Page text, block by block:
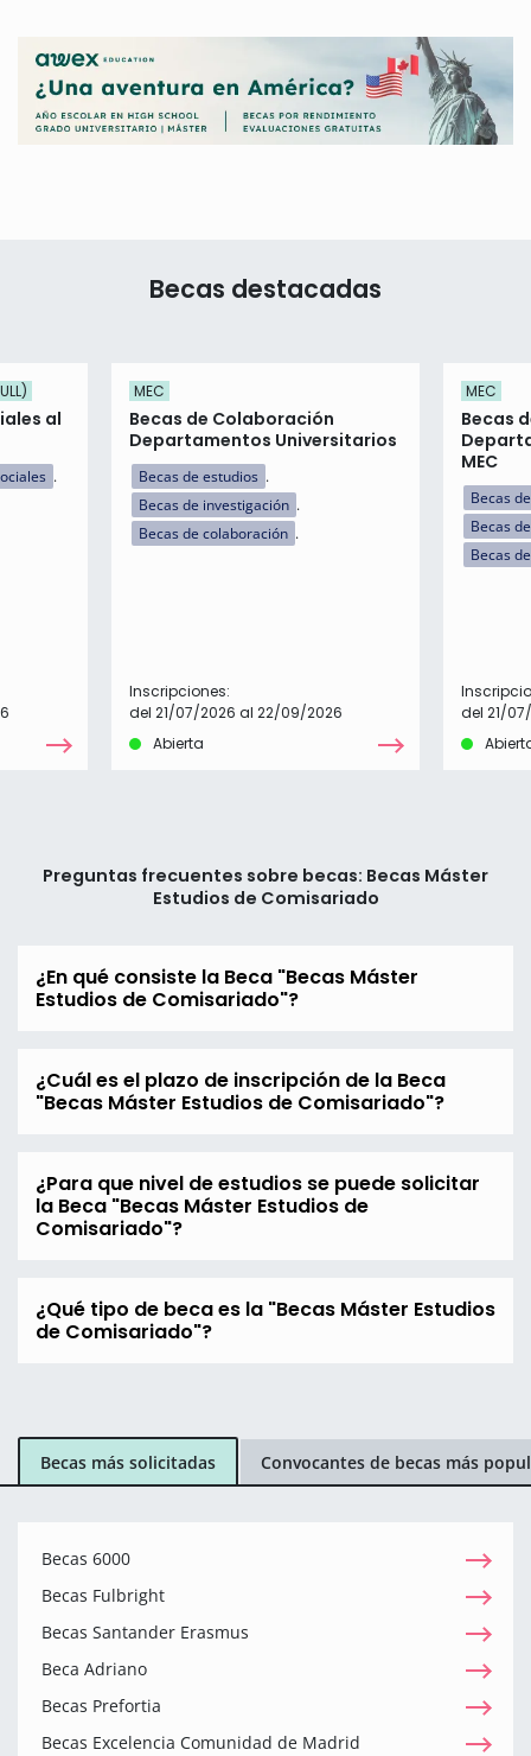
Becas destacadas
al
MEC
Becas de Colaboración
Departamentos Universitarios
Becas de estudios
Becas de investigación
Becas de colaboración
Inscripciones:
del 21/07/2026 al 22/09/2026
Abierta
MEC
Becas
MEC
Becas
Becas
Becas
del 21/
Preguntas frecuentes sobre becas: Becas Máster
Estudios de Comisariado
¿En qué consiste la Beca "Becas Máster
Estudios de Comisariado"?
¿Cuál es el plazo de inscripción de la Beca
"Becas Máster Estudios de Comisariado"?
¿Para que nivel de estudios se puede solicitar
la Beca "Becas Máster Estudios de
Comisariado"?
¿Qué tipo de beca es la "Becas Máster Estudios
de Comisariado"?
Becas más solicitadas Convocantes de becas más
Becas 6000
Becas Fulbright
Becas Santander Erasmus
Beca Adriano
Becas Prefortia
Becas Excelencia Comunidad de Madrid